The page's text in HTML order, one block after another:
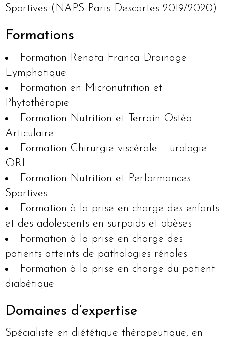
Sportives (NAPS Paris Descartes 2019/2020)
Formations
Formation Renata Franca Drainage
Lymphatique
Formation en Micronutrition et
Phytothérapie
Formation Nutrition et Terrain Ostéo-
Articulaire
Formation Chirurgie viscérale – urologie –
ORL
Formation Nutrition et Performances
Sportives
Formation à la prise en charge des enfants
et des adolescents en surpoids et obèses
Formation à la prise en charge des
patients atteints de pathologies rénales
Formation à la prise en charge du patient
diabétique
Domaines d’expertise
Spécialiste en diététique thérapeutique, en